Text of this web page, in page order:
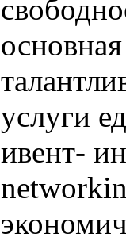
услуги
ивент-